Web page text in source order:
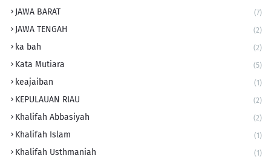
JAWA BARAT (7)
JAWA TENGAH (2)
ka bah (2)
Kata Mutiara (5)
keajaiban (1)
KEPULAUAN RIAU (2)
Khalifah Abbasiyah (2)
Khalifah Islam (1)
Khalifah Usthmaniah (1)